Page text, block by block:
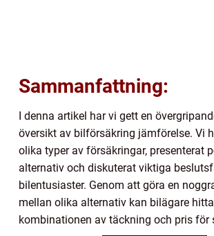
Sammanfattning:
I denna artikel har vi gett en
översikt av bilförsäkring jämförelse. Vi
olika typer av försäkringar, presenterat
alternativ och diskuterat viktiga
bilentusiaster. Genom att göra en
mellan olika alternativ kan bilägare
kombinationen av täckning och pris för